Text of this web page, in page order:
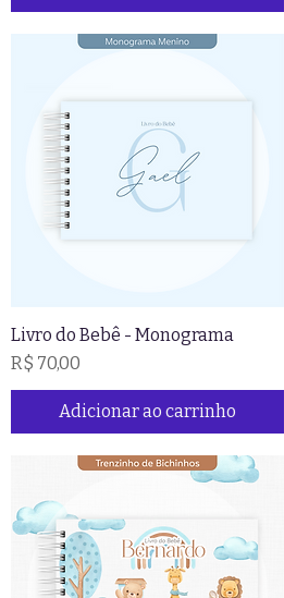
Livro do Bebê - Monograma
Preço
R$ 70,00
Adicionar ao carrinho